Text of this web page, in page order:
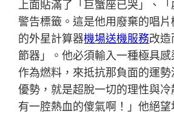
上面貼滿了「巨蟹座已哭」、
警告標籤。這是他用廢棄的唱
的外星計算器機場送機服務改造
節器」。他必須輸入一種極具
作為燃料，來抵抗那負面的運
優勢，就是超脫一切的理性與
有一腔熱血的傻氣啊！」他絕望